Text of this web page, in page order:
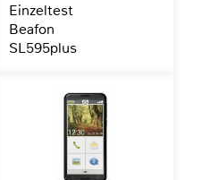
Einzeltest
Beafon
SL595plus